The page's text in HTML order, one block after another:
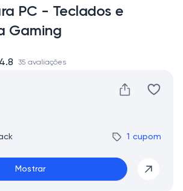
PC - Teclados e
Gaming
1 cupom
Mostrar
4.8 35 avaliações